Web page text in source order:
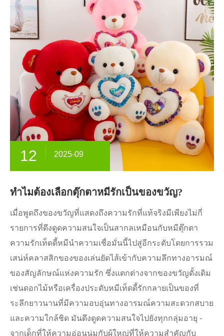
12 2025-09
ทำไมต้องเลือกตุ๊กตาหมีรักเป็นของขวัญ?
เมื่อพูดถึงของขวัญที่แสดงถึงความรักที่แท้จริงมีเพียงไม่กี่
รายการที่ดึงดูดความสนใจเป็นสากลเหมือนกับหมีตุ๊กตา
ความรักเท็ดดี้หมีนำความเชื่อมั่นนี้ไปสู่อีกระดับโดยการรวม
เสน่ห์คลาสสิกของของเล่นยัดไส้เข้ากับความลึกทางอารมณ์
ของสัญลักษณ์แห่งความรัก ซึ่งแตกต่างจากของขวัญดั้งเดิม
เช่นดอกไม้หรือเครื่องประดับหมีเท็ดดี้รักกลายเป็นของที่
ระลึกยาวนานที่มีความอบอุ่นทางอารมณ์ความสะดวกสบาย
และความใกล้ชิด มันดึงดูดความสนใจไปยังทุกกลุ่มอายุ -
จากเด็กที่ให้ความอ่อนนุ่มกับผู้ใหญ่ที่ให้ความสำคัญกับ